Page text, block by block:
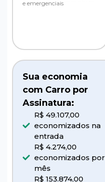
e emergenciais
Sua economia
com Carro por
Assinatura:
R$ 49.107,00
economizados na
entrada
R$ 4.274,00
economizados por
mês
R$ 153.874,00